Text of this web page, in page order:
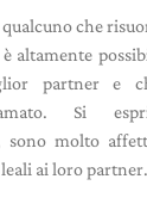
qualcuno che
è altamente
partner e
Si
sono molto
ai loro partner.